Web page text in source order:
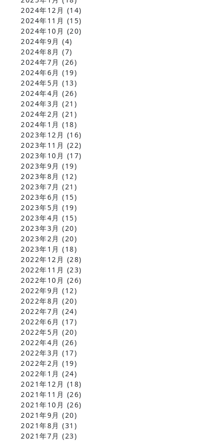
2024年12月 (14)
2024年11月 (15)
2024年10月 (20)
2024年9月 (4)
2024年8月 (7)
2024年7月 (26)
2024年6月 (19)
2024年5月 (13)
2024年4月 (26)
2024年3月 (21)
2024年2月 (21)
2024年1月 (18)
2023年12月 (16)
2023年11月 (22)
2023年10月 (17)
2023年9月 (19)
2023年8月 (12)
2023年7月 (21)
2023年6月 (15)
2023年5月 (19)
2023年4月 (15)
2023年3月 (20)
2023年2月 (20)
2023年1月 (18)
2022年12月 (28)
2022年11月 (23)
2022年10月 (26)
2022年9月 (12)
2022年8月 (20)
2022年7月 (24)
2022年6月 (17)
2022年5月 (20)
2022年4月 (26)
2022年3月 (17)
2022年2月 (19)
2022年1月 (24)
2021年12月 (18)
2021年11月 (26)
2021年10月 (26)
2021年9月 (20)
2021年8月 (31)
2021年7月 (23)